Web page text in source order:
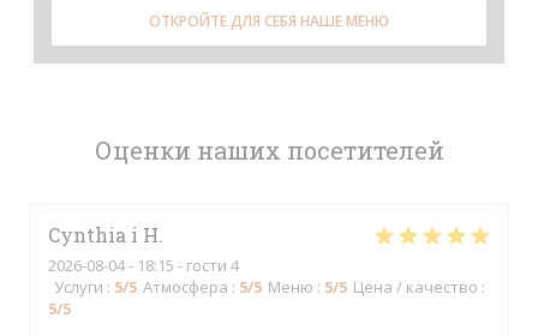
Оценки наших посетителей
Cynthia i H
2026-08-04- 18:15 - гости 4
Услуги : 5/5 Атмосфера : 5/5 Меню : 5/5 Цена / качество :
5/5
ОТКРОЙТЕ ДЛЯ СЕБЯ НАШЕ МЕНЮ